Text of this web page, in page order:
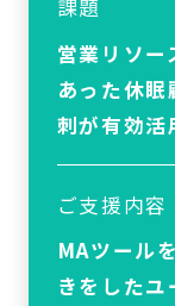
課題
営業リソー
あった休
刺が有効活
ご支援内容
MAツール
きをした